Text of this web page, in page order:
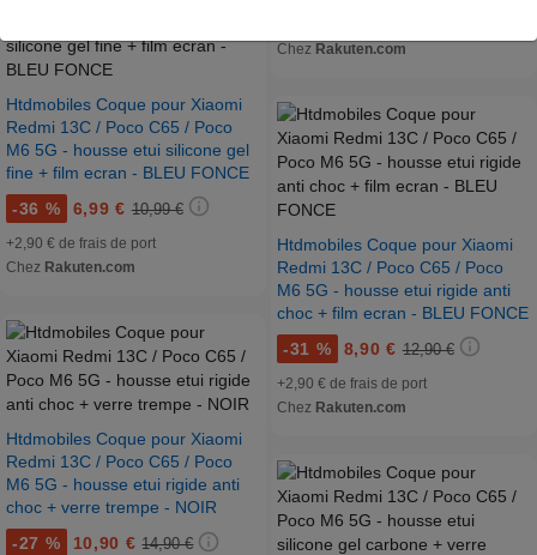
Htdmobiles Coque pour Xiaomi
Redmi 13C / Poco C65 / Poco
M6 5G - housse etui silicone gel
fine + film ecran - BLEU FONCE
-36 % 6,99 € 10,99 €
+2,90 € de frais de port
Chez Rakuten.com
Htdmobiles Coque pour Xiaomi
Redmi 13C / Poco C65 / Poco
M6 5G - housse etui rigide anti
choc + verre trempe - NOIR
-27 % 10,90 € 14,90 €
Chez Rakuten.com
Htdmobiles Coque pour Xiaomi
Redmi 13C / Poco C65 / Poco
M6 5G - housse etui rigide anti
choc + film ecran - BLEU FONCE
-31 % 8,90 € 12,90 €
+2,90 € de frais de port
Chez Rakuten.com